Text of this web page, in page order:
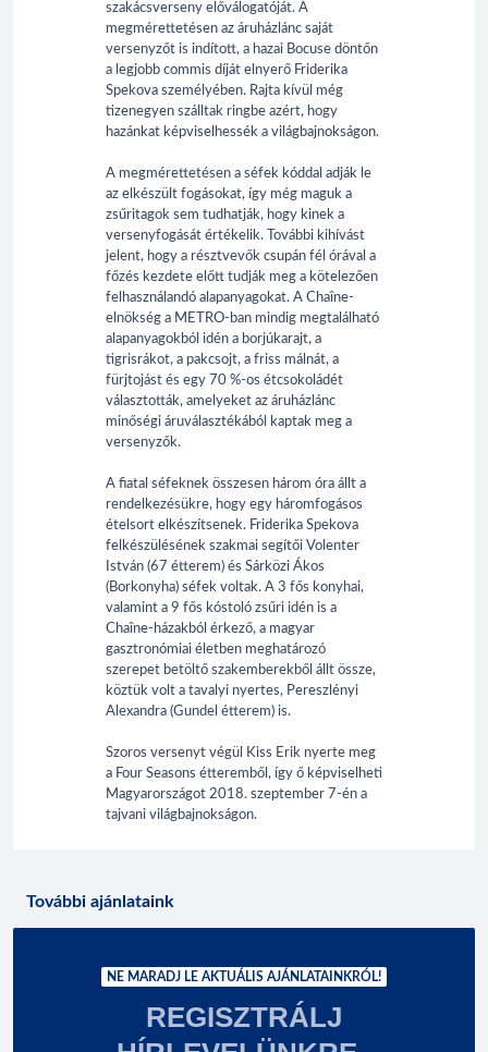
szakácsverseny előválogatóját. A
megmérettetésen az áruházlánc saját
versenyzőt is indított, a hazai Bocuse döntőn
a legjobb commis díját elnyerő Friderika
Spekova személyében. Rajta kívül még
tizenegyen szálltak ringbe azért, hogy
hazánkat képviselhessék a világbajnokságon.
A megmérettetésen a séfek kóddal adják le
az elkészült fogásokat, így még maguk a
zsűritagok sem tudhatják, hogy kinek a
versenyfogását értékelik. További kihívást
jelent, hogy a résztvevők csupán fél órával a
főzés kezdete előtt tudják meg a kötelezően
felhasználandó alapanyagokat. A Chaîne-
elnökség a METRO-ban mindig megtalálható
alapanyagokból idén a borjúkarajt, a
tigrisrákot, a pakcsojt, a friss málnát, a
fürjtojást és egy 70 %-os étcsokoládét
választották, amelyeket az áruházlánc
minőségi áruválasztékából kaptak meg a
versenyzők.
A fiatal séfeknek összesen három óra állt a
rendelkezésükre, hogy egy háromfogásos
ételsort elkészítsenek. Friderika Spekova
felkészülésének szakmai segítői Volenter
István (67 étterem) és Sárközi Ákos
(Borkonyha) séfek voltak. A 3 fős konyhai,
valamint a 9 fős kóstoló zsűri idén is a
Chaîne-házakból érkező, a magyar
gasztronómiai életben meghatározó
szerepet betöltő szakemberekből állt össze,
köztük volt a tavalyi nyertes, Pereszlényi
Alexandra (Gundel étterem) is.
Szoros versenyt végül Kiss Erik nyerte meg
a Four Seasons étteremből, így ő képviselheti
Magyarországot 2018. szeptember 7-én a
tajvani világbajnokságon.
További ajánlataink
NE MARADJ LE AKTUÁLIS AJÁNLATAINKRÓL!
REGISZTRÁLJ